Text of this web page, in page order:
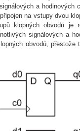
a hodinových
připojen na vstupy dvou
klopných obvodů je
signálových a
obvodů,